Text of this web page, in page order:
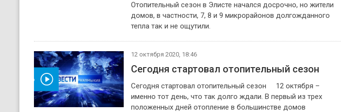
Отопительный сезон в Элисте начался досрочно, но жители
домов, в частности, 7, 8 и 9 микрорайонов долгожданного
тепла так и не ощутили.
видео
12 октября 2020, 18:46
Сегодня стартовал отопительный сезон
Сегодня стартовал отопительный сезон 12 октября –
именно тот день, что так долго ждали. В первый из трех
положенных дней отопление в большинстве домов